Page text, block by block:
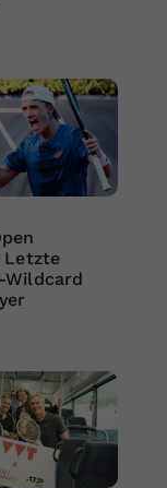
Letzte